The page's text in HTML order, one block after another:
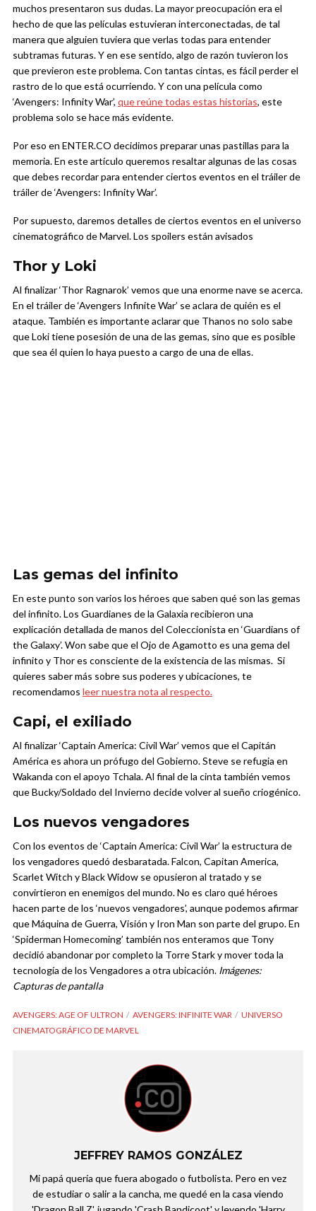
muchos presentaron sus dudas. La mayor preocupación era el
hecho de que las películas estuvieran interconectadas, de tal
manera que alguien tuviera que verlas todas para entender
subtramas futuras. Y en ese sentido, algo de razón tuvieron los
que previeron este problema. Con tantas cintas, es fácil perder el
rastro de lo que está ocurriendo. Y con una película como
‘Avengers: Infinity War’, que reúne todas estas historias, este
problema solo se hace más evidente.
Por eso en ENTER.CO decidimos preparar unas pastillas para la
memoria. En este artículo queremos resaltar algunas de las cosas
que debes recordar para entender ciertos eventos en el tráiler de
tráiler de ‘Avengers: Infinity War’.
Por supuesto, daremos detalles de ciertos eventos en el universo
cinematográfico de Marvel. Los spoilers están avisados
Thor y Loki
Al finalizar ‘Thor Ragnarok’ vemos que una enorme nave se acerca.
En el tráiler de ‘Avengers Infinite War’ se aclara de quién es el
ataque. También es importante aclarar que Thanos no solo sabe
que Loki tiene posesión de una de las gemas, sino que es posible
que sea él quien lo haya puesto a cargo de una de ellas.
Las gemas del infinito
En este punto son varios los héroes que saben qué son las gemas
del infinito. Los Guardianes de la Galaxia recibieron una
explicación detallada de manos del Coleccionista en ‘Guardians of
the Galaxy’. Won sabe que el Ojo de Agamotto es una gema del
infinito y Thor es consciente de la existencia de las mismas. Si
quieres saber más sobre sus poderes y ubicaciones, te
recomendamos leer nuestra nota al respecto.
Capi, el exiliado
Al finalizar ‘Captain America: Civil War’ vemos que el Capitán
América es ahora un prófugo del Gobierno. Steve se refugia en
Wakanda con el apoyo Tchala. Al final de la cinta también vemos
que Bucky/Soldado del Invierno decide volver al sueño criogénico.
Los nuevos vengadores
Con los eventos de ‘Captain America: Civil War’ la estructura de
los vengadores quedó desbaratada. Falcon, Capitan America,
Scarlet Witch y Black Widow se opusieron al tratado y se
convirtieron en enemigos del mundo. No es claro qué héroes
hacen parte de los ‘nuevos vengadores’, aunque podemos afirmar
que Máquina de Guerra, Visión y Iron Man son parte del grupo. En
‘Spiderman Homecoming’ también nos enteramos que Tony
decidió abandonar por completo la Torre Stark y mover toda la
tecnología de los Vengadores a otra ubicación. Imágenes:
Capturas de pantalla
AVENGERS: AGE OF ULTRON AVENGERS: INFINITE WAR
UNIVERSO
CINEMATOGRÁFICO DE MARVEL
JEFFREY RAMOS GONZÁLEZ
Mi papá quería que fuera abogado o futbolista. Pero en vez
de estudiar o salir a la cancha, me quedé en la casa viendo